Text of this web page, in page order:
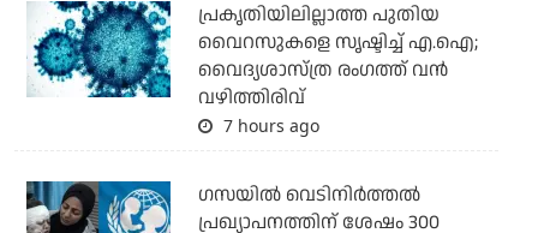
പ്രകൃതിയിലില്ലാത്ത പുതിയ
വൈറസുകളെ സൃഷ്ടിച്ച് എ.ഐ;
വൈദ്യശാസ്ത്ര രംഗത്ത് വന്‍
വഴിത്തിരിവ്
7 hours ago
ഗസയില്‍ വെടിനിര്‍ത്തല്‍
പ്രഖ്യാപനത്തിന് ശേഷം 300